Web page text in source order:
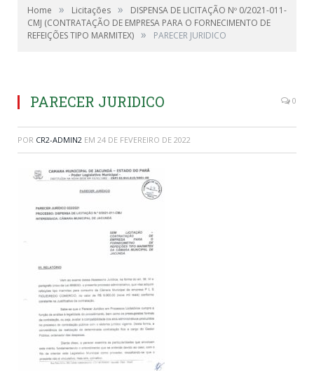
Home » Licitações »
DISPENSA DE LICITAÇÃO Nº 0/2021-011-
CMJ (CONTRATAÇÃO DE EMPRESA PARA O FORNECIMENTO DE
REFEIÇÕES TIPO MARMITEX) » PARECER JURIDICO
PARECER JURIDICO 0
POR CR2-ADMIN2 EM 24 DE FEVEREIRO DE 2022